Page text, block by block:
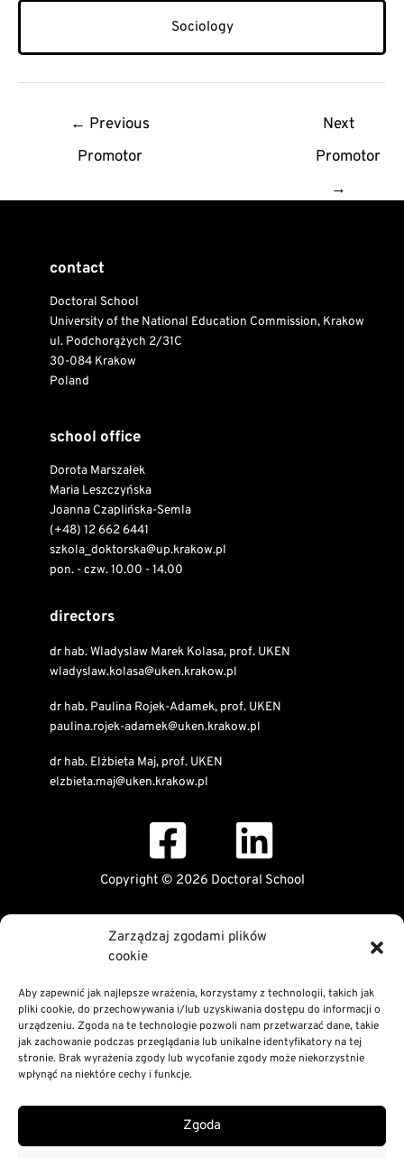
Zarządzaj zgodami plików
cookie
Aby zapewnić jak najlepsze wrażenia, korzystamy z technologii, takich jak
pliki cookie, do przechowywania i/lub uzyskiwania dostępu do informacji o
urządzeniu. Zgoda na te technologie pozwoli nam przetwarzać dane, takie
jak zachowanie podczas przeglądania lub unikalne identyfikatory na tej
stronie. Brak wyrażenia zgody lub wycofanie zgody może niekorzystnie
wpłynąć na niektóre cechy i funkcje.
Zgoda
Sociology
← Previous
Promotor
Next
Promotor
→
contact
Doctoral School
University of the National Education Commission, Krakow
ul. Podchorążych 2/31C
30-084 Krakow
Poland
school office
Dorota Marszałek
Maria Leszczyńska
Joanna Czaplińska-Semla
(+48) 12 662 6441
szkola_doktorska@up.krakow.pl
pon. - czw. 10.00 - 14.00
directors
dr hab. Wladyslaw Marek Kolasa, prof. UKEN
wladyslaw.kolasa@uken.krakow.pl
dr hab. Paulina Rojek-Adamek, prof. UKEN
paulina.rojek-adamek@uken.krakow.pl
dr hab. Elżbieta Maj, prof. UKEN
elzbieta.maj@uken.krakow.pl
Copyright © 2026 Doctoral School
Declaration of digital accessibility
RODO Statement